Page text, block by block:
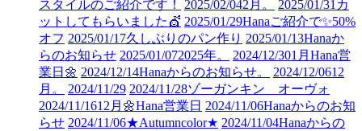
スタイルのご紹介です！
2025/02/042月。 2025/01/31 カ
ットしてもらいました💇 2025/01/29Hanaご紹介で✨50%
オフ 2025/01/17久しぶりのパン作り 2025/01/13Hanaか
らのお知らせ 2025/01/072025年。 2024/12/301月Hana営
業日🌼 2024/12/14Hanaからのお知らせ。 2024/12/0612
月。
2024/11/29 2024/11/28ゾーガンキン オーヴォ
2024/11/1612月🌼Hana営業日 2024/11/06Hanaからのお知
らせ 2024/11/06★Autumncolor★ 2024/11/04Hanaからの